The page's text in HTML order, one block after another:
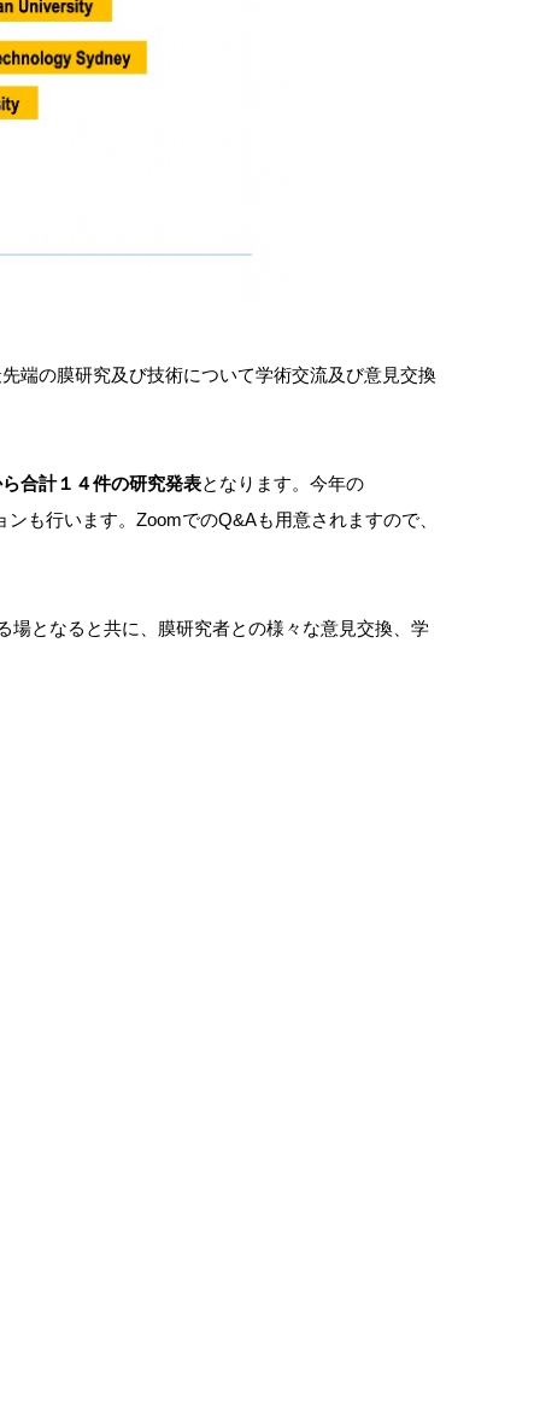
端の膜研究及び技術について学術交流及び意見交換
合計１４件の研究発表となります。今年の
も行います。ZoomでのQ&Aも用意されますので、
となると共に、膜研究者との様々な意見交換、学